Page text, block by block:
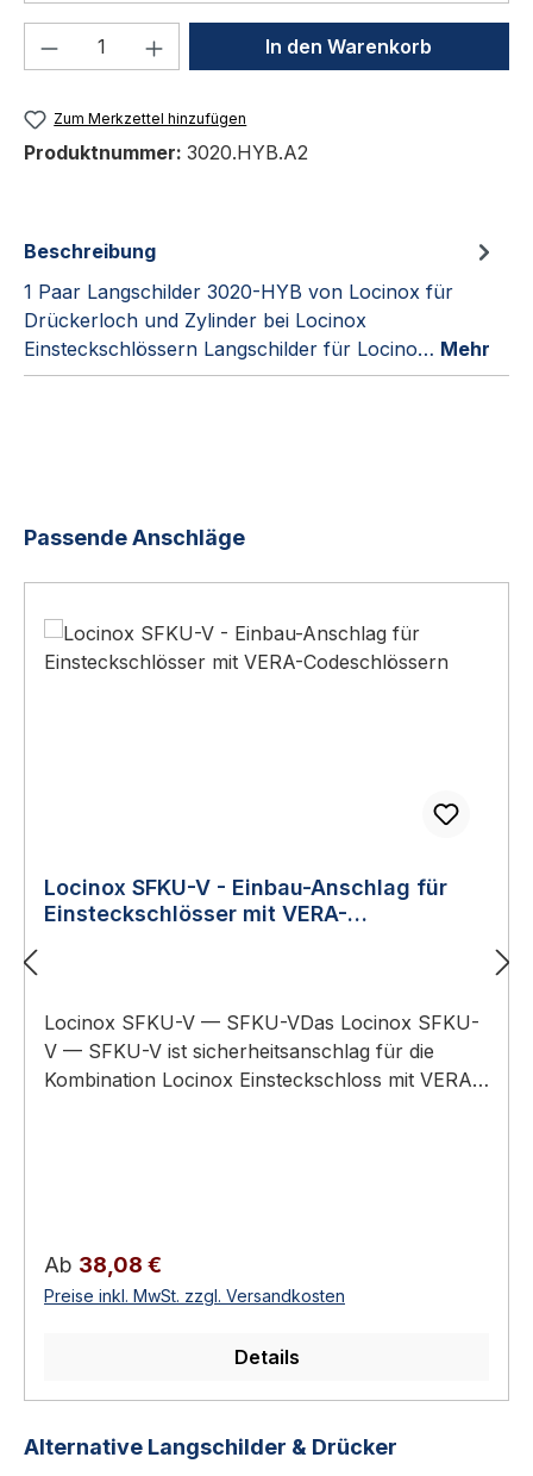
Produkt Anzahl: Gib denIn den Warenkorb
Zum Merkzettel hinzufügen
Produktnummer: 3020.HYB.A2
Beschreibung
1 Paar Langschilder 3020-HYB von Locinox für
Drückerloch und Zylinder bei Locinox
Einsteckschlössern Langschilder für Locino… Mehr
Produktgalerie überspringen
Passende Anschläge
Locinox SFKU-V - Einbau-Anschlag für
Einsteckschlösser mit VERA-
Locinox SFKU-V — SFKU-VDas Locinox SFKU-
V — SFKU-V ist sicherheitsanschlag für die
Kombination Locinox Einsteckschloss mit VERA-
mit VERAPulverbeschichtetes
AluminiumLocinox-Standardbohrbild Funktion
und EinsatzgebietDer Locinox SFKU-V ist der
Codeschloss auf ein FORTYLOCK, FIFTYLOCK,
SIXTYLOCK oder EIGHTYLOCK aufsetzen
kompatibel mit VERA — bitte unbedingt SFKU-V
Regulärer Preis:
Ab 38,08 €
Preise inkl. MwSt. zzgl. Versandkosten
Details
Produktgalerie überspringen
Alternative Langschilder & Drücker